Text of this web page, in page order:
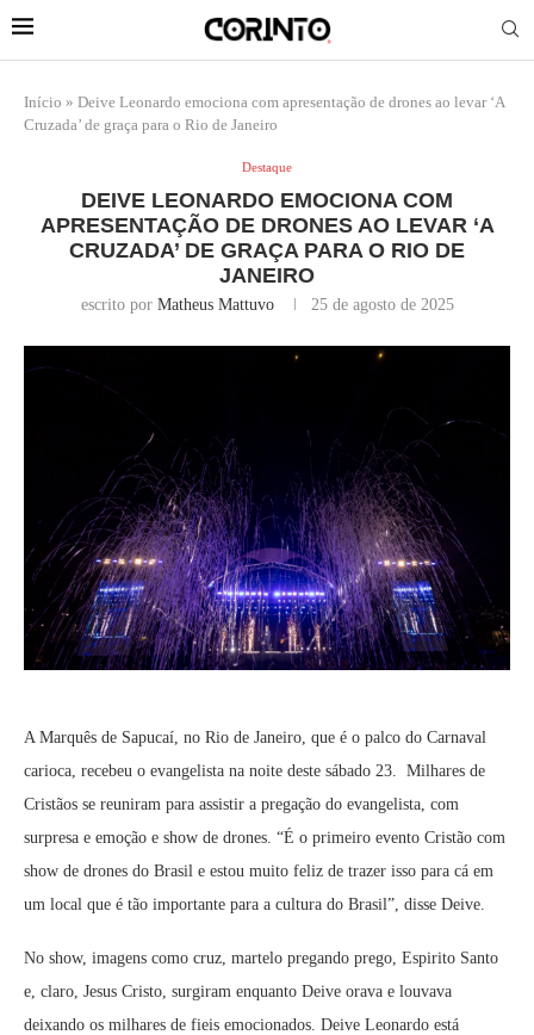
Início » Deive Leonardo emociona com apresentação de drones ao levar ‘A
Cruzada’ de graça para o Rio de Janeiro
Destaque
DEIVE LEONARDO EMOCIONA COM
APRESENTAÇÃO DE DRONES AO LEVAR ‘A
CRUZADA’ DE GRAÇA PARA O RIO DE
JANEIRO
escrito por Matheus Mattuvo 25 de agosto de 2025
A Marquês de Sapucaí, no Rio de Janeiro, que é o palco do Carnaval
carioca, recebeu o evangelista na noite deste sábado 23. Milhares de
Cristãos se reuniram para assistir a pregação do evangelista, com
surpresa e emoção e show de drones. “É o primeiro evento Cristão com
show de drones do Brasil e estou muito feliz de trazer isso para cá em
um local que é tão importante para a cultura do Brasil”, disse Deive.
No show, imagens como cruz, martelo pregando prego, Espirito Santo
e, claro, Jesus Cristo, surgiram enquanto Deive orava e louvava
deixando os milhares de fieis emocionados. Deive Leonardo está